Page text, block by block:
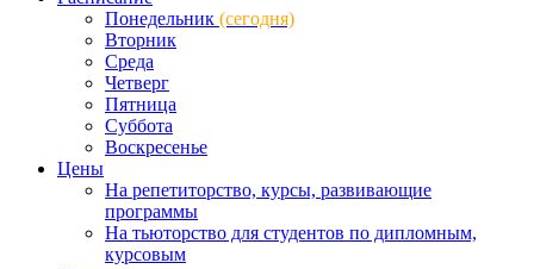
Понедельник (сегодня)
Вторник
Среда
Четверг
Пятница
Суббота
Воскресенье
Цены
На репетиторство, курсы, развивающие
программы
На тьюторство для студентов по дипломным,
курсовым